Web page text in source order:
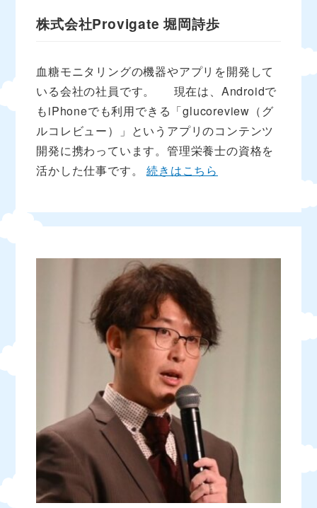
株式会社Provigate 堀岡詩歩
血糖モニタリングの機器やアプリを開発して
いる会社の社員です。 現在は、Androidで
もiPhoneでも利用できる「glucoreview（グ
ルコレビュー）」というアプリのコンテンツ
開発に携わっています。管理栄養士の資格を
活かした仕事です。続きはこちら